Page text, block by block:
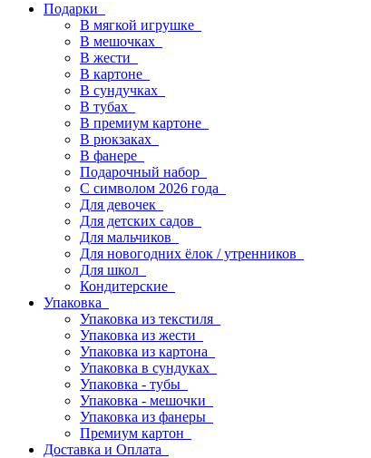
Подарки
В мягкой игрушке
В мешочках
В жести
В картоне
В сундучках
В тубах
В премиум картоне
В рюкзаках
В фанере
Подарочный набор
С символом 2026 года
Для девочек
Для детских садов
Для мальчиков
Для новогодних ёлок / утренников
Для школ
Кондитерские
Упаковка
Упаковка из текстиля
Упаковка из жести
Упаковка из картона
Упаковка в сундуках
Упаковка - тубы
Упаковка - мешочки
Упаковка из фанеры
Премиум картон
Доставка и Оплата